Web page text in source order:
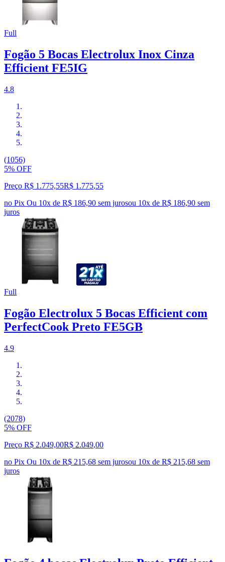
Full
Fogão 5 Bocas Electrolux Inox Cinza
Efficient FE5IG
4.8
(1056)
5% OFF
Preço R$ 1.775,55R$ 1.775,55
no Pix Ou 10x de R$ 186,90 sem jurosou 10x de R$ 186,90 sem
juros
Full
Fogão Electrolux 5 Bocas Efficient com
PerfectCook Preto FE5GB
4.9
(2078)
5% OFF
Preço R$ 2.049,00R$ 2.049,00
no Pix Ou 10x de R$ 215,68 sem jurosou 10x de R$ 215,68 sem
juros